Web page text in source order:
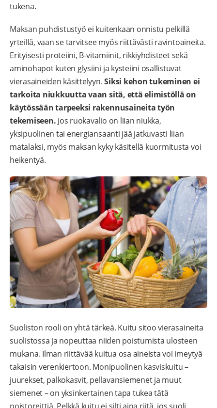
tukena.
Maksan puhdistustyö ei kuitenkaan onnistu pelkillä
yrteillä, vaan se tarvitsee myös riittävästi ravintoaineita.
Erityisesti proteiini, B-vitamiinit, rikkiyhdisteet sekä
aminohapot kuten glysiini ja kysteiini osallistuvat
vierasaineiden käsittelyyn.Siksi kehon tukeminen ei
tarkoita niukkuutta vaan sitä, että elimistöllä on
käytössään tarpeeksi rakennusaineita työn
tekemiseen. Jos ruokavalio on liian niukka,
yksipuolinen tai energiansaanti jää jatkuvasti liian
matalaksi, myös maksan kyky käsitellä kuormitusta voi
heikentyä.
Suoliston rooli on yhtä tärkeä. Kuitu sitoo vierasaineita
suolistossa ja nopeuttaa niiden poistumista ulosteen
mukana. Ilman riittävää kuitua osa aineista voi imeytyä
takaisin verenkiertoon. Monipuolinen kasviskuitu –
juurekset, palkokasvit, pellavansiemenet ja muut
siemenet – on yksinkertainen tapa tukea tätä
poistoreittiä. Pelkkä kuitu ei silti aina riitä, jos suoli